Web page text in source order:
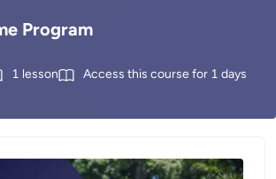
Program
1 lesson Access this course for 1 days